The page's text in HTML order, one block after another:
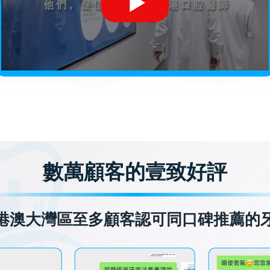
數萬顧客的壹致好評
澳大灣區至多顧客認可同口碑推薦的